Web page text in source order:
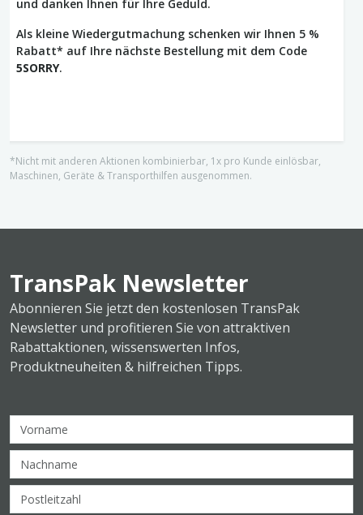
und danken Ihnen für Ihre Geduld.
Als kleine Wiedergutmachung schenken wir Ihnen 5 %
Rabatt* auf Ihre nächste Bestellung mit dem Code
5SORRY.
*Nicht mit anderen Aktionen kombinierbar, 1x pro Kunde einlösbar,
Maschinen, Geräte & Transporthilfen ausgenommen.
TransPak Newsletter
Abonnieren Sie jetzt den kostenlosen TransPak
Newsletter und profitieren Sie von attraktiven
Rabattaktionen, wissenswerten Infos,
Produktneuheiten & hilfreichen Tipps.